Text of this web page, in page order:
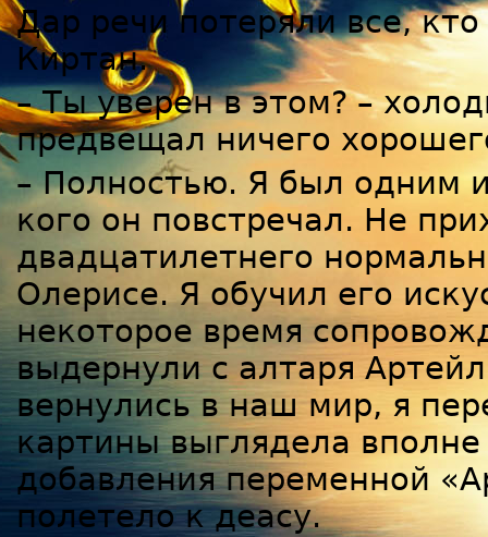
Дар речи потеряли все,
Киртан.
– Ты уверен в этом? –
предвещал ничего
– Полностью. Я был одним
кого он повстречал. Не
двадцатилетнего
Олерисе. Я обучил его
некоторое время
выдернули с алтаря
вернулись в наш мир, я
картины выглядела
добавления переменной
полетело к деасу.